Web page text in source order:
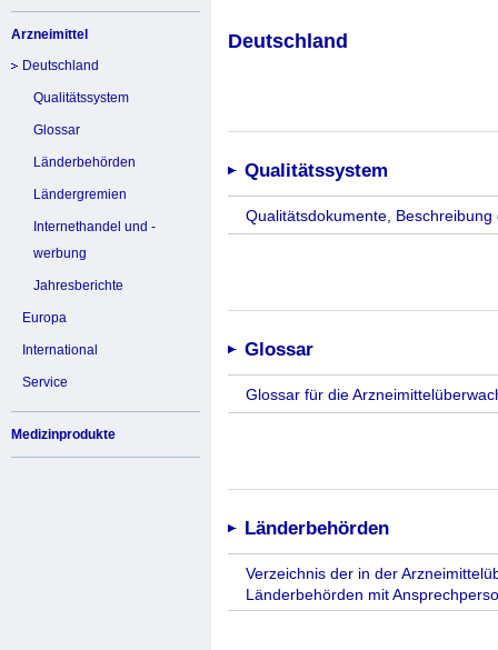
Arzneimittel
Deutschland
Qualitätssystem
Glossar
Länderbehörden
Ländergremien
Internethandel und -
werbung
Jahresberichte
Europa
International
Service
Medizinprodukte
Deutschland
Qualitätssystem
Qualitätsdokumente,
Glossar
Glossar für die
Länderbehörden
Verzeichnis der in der
Länderbehörden mit